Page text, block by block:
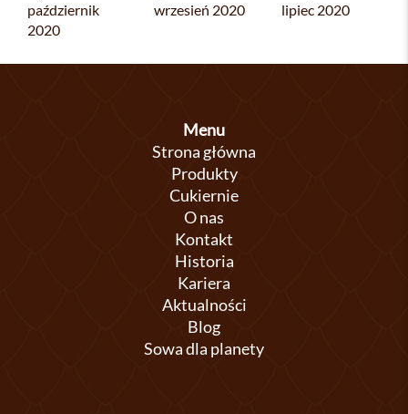
październik
2020
wrzesień 2020 lipiec 2020
Menu
Strona główna
Produkty
Cukiernie
O nas
Kontakt
Historia
Kariera
Aktualności
Blog
Sowa dla planety